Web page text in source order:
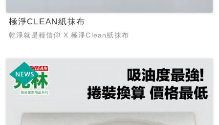
極淨CLEAN紙抹布
乾淨就是種信仰 X 極淨Clean紙抹布